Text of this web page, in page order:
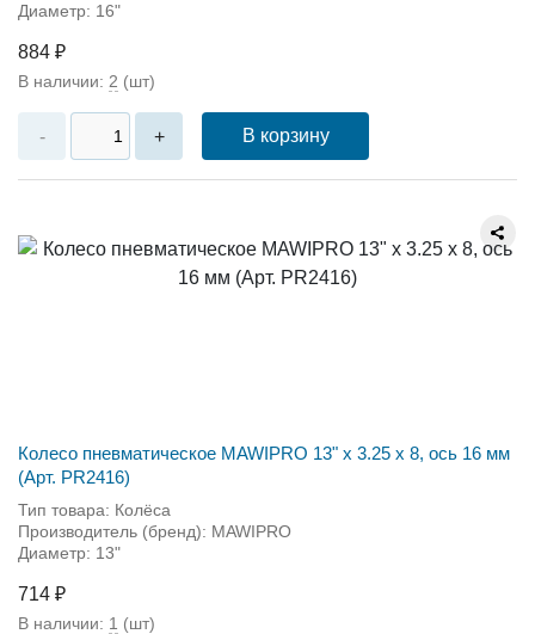
Диаметр: 16"
884 ₽
В наличии: 2 (шт)
- + В корзину
Колесо пневматическое MAWIPRO 13" х 3.25 х 8, ось 16 мм
(Арт. PR2416)
Тип товара: Колёса
Производитель (бренд): MAWIPRO
Диаметр: 13"
714 ₽
В наличии: 1 (шт)